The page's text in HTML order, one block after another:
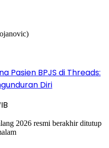
Pasien BPJS di Threads:
Diri